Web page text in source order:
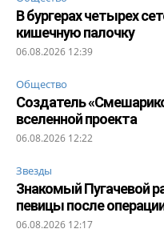
В бургерах четырех
кишечную палочку
06.08.2026 12:39
Общество
Создатель
вселенной проекта
06.08.2026 12:22
Звезды
Знакомый Пугачевой
певицы после
06.08.2026 12:17